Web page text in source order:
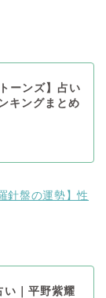
ーンズ】占い
キングまとめ
針盤の運勢】性
い｜平野紫耀